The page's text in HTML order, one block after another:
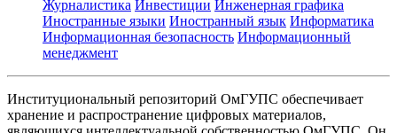
Журналистика Инвестиции Инженерная графика
Иностранные языки Иностранный язык Информатика
Информационная безопасность Информационный
менеджмент
Институциональный репозиторий ОмГУПС обеспечивает
хранение и распространение цифровых материалов,